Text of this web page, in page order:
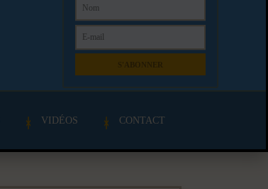
VIDÉOS CONTACT